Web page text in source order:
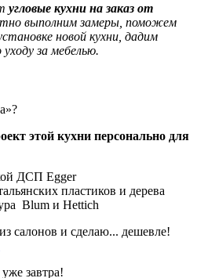
угловые кухни на заказ от
выполним замеры, поможем
новой кухни, дадим
за мебелью.
этой кухни персонально для
ДСП Egger
пластиков и дерева
Blum и Hettich
салонов и сделаю... дешевле!
завтра!